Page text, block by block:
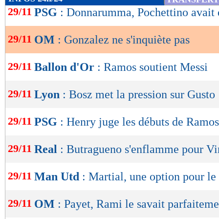
de
OK
29/11 PSG : Donnarumma, Pochettino avait
29/11 OM : Gonzalez ne s'inquiète pas
29/11 Ballon d'Or : Ramos soutient Messi
29/11 Lyon : Bosz met la pression sur Gusto
29/11 PSG : Henry juge les débuts de Ramos
29/11 Real : Butragueno s'enflamme pour
29/11 Man Utd : Martial, une option pour le
29/11 OM : Payet, Rami le savait